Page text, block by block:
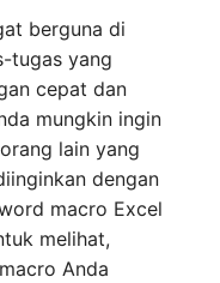
berguna di
tugas yang
cepat dan
mungkin ingin
lain yang
dengan
macro Excel
melihat,
Anda